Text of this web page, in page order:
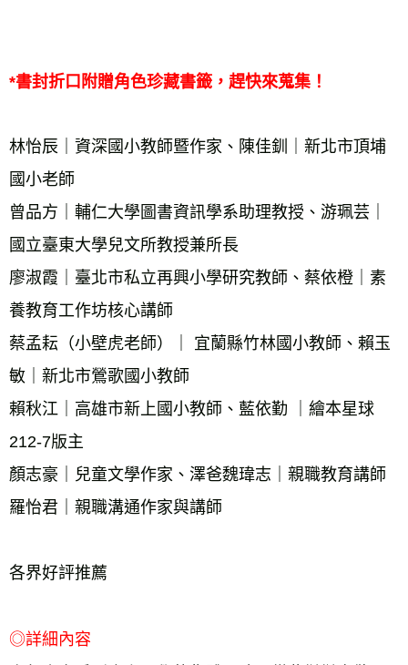
*書封折口附贈角色珍藏書籤，趕快來蒐集！
林怡辰｜資深國小教師暨作家、陳佳釧｜新北市頂埔
國小老師
曾品方｜輔仁大學圖書資訊學系助理教授、游珮芸｜
國立臺東大學兒文所教授兼所長
廖淑霞｜臺北市私立再興小學研究教師、蔡依橙｜素
養教育工作坊核心講師
蔡孟耘（小壁虎老師）｜ 宜蘭縣竹林國小教師、賴玉
敏｜新北市鶯歌國小教師
賴秋江｜高雄市新上國小教師、藍依勤 ｜繪本星球
212-7版主
顏志豪｜兒童文學作家、澤爸魏瑋志｜親職教育講師
羅怡君｜親職溝通作家與講師
各界好評推薦
◎詳細內容